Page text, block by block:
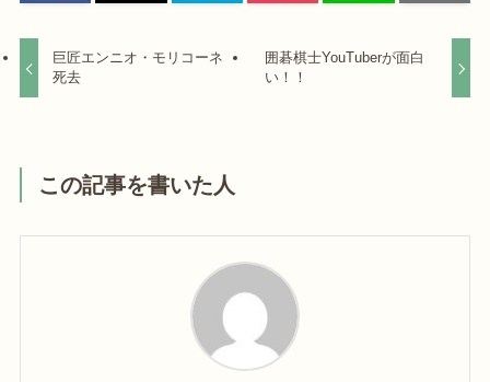
巨匠エンニオ・モリコーネ
死去
囲碁棋士YouTuberが面白
い！！
この記事を書いた人